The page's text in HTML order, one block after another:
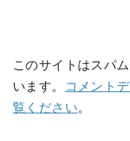
このサイトはスパ
います。
コメント
覧ください。